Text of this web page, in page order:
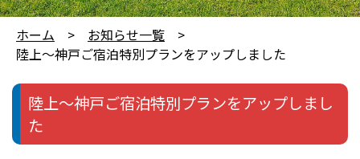
ホーム
お知らせ一覧
陸上～神戸ご宿泊特別プランをアップしました
陸上～神戸ご宿泊特別プランをアップしまし
た